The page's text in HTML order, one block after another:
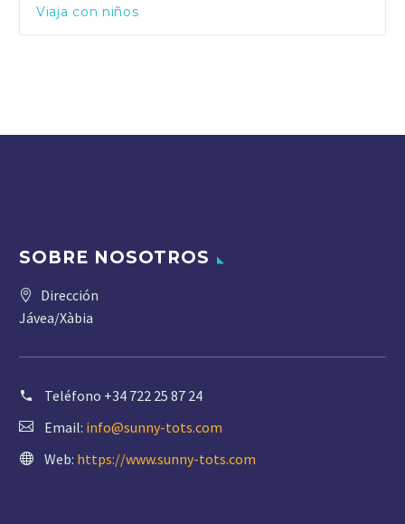
Viaja con niños
SOBRE NOSOTROS
Dirección
Jávea/Xàbia
Teléfono +34 722 25 87 24
Email: info@sunny-tots.com
Web: https://www.sunny-tots.com